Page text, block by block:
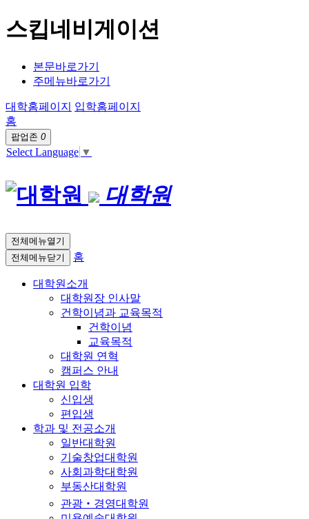
스킵네비게이션
본문바로가기
주메뉴바로가기
대학홈페이지
입학홈페이지
홈
팝업존 0
Select Language ▼
대학원
전체메뉴열기
전체메뉴닫기
홈
대학원소개
대학원장 인사말
건학이념과 교육목적
건학이념
교육목적
대학원 연혁
캠퍼스 안내
대학원 입학
신입생
편입생
학과 및 전공소개
일반대학원
기술창업대학원
사회과학대학원
부동산대학원
관광‧경영대학원